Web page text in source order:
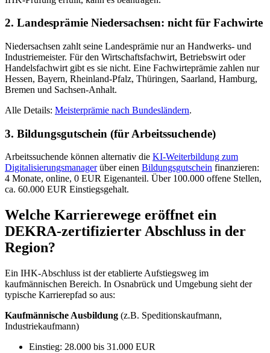
2. Landesprämie Niedersachsen: nicht für Fachwirte
Niedersachsen zahlt seine Landesprämie nur an Handwerks- und
Industriemeister. Für den Wirtschaftsfachwirt, Betriebswirt oder
Handelsfachwirt gibt es sie nicht. Eine Fachwirteprämie zahlen nur
Hessen, Bayern, Rheinland-Pfalz, Thüringen, Saarland, Hamburg,
Bremen und Sachsen-Anhalt.
Alle Details: Meisterprämie nach Bundesländern.
3. Bildungsgutschein (für Arbeitssuchende)
Arbeitssuchende können alternativ die KI-Weiterbildung zum
Digitalisierungsmanagerüber einen Bildungsgutschein finanzieren:
4 Monate, online, 0 EUR Eigenanteil. Über 100.000 offene Stellen,
ca. 60.000 EUR Einstiegsgehalt.
Welche Karrierewege eröffnet ein
DEKRA-zertifizierter Abschluss in der
Region?
Ein IHK-Abschluss ist der etablierte Aufstiegsweg im
kaufmännischen Bereich. In Osnabrück und Umgebung sieht der
typische Karrierepfad so aus:
Kaufmännische Ausbildung (z.B. Speditionskaufmann,
Industriekaufmann)
Einstieg: 28.000 bis 31.000 EUR